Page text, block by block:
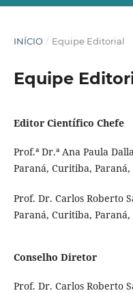
INÍCIO / Equipe Editorial
Equipe
Editor Científico Chefe
Prof.ª Dr.ª Ana Paula
Paraná, Curitiba, Paraná,
Prof. Dr. Carlos Roberto
Paraná, Curitiba, Paraná,
Conselho Diretor
Prof. Dr. Carlos Roberto